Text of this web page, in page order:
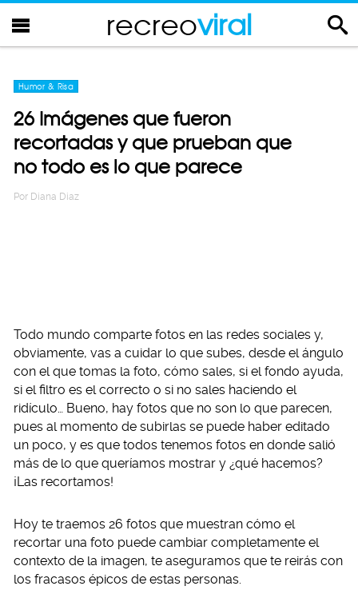
recreoviral
Humor & Risa
26 Imágenes que fueron
recortadas y que prueban que
no todo es lo que parece
Por Diana Diaz
Todo mundo comparte fotos en las redes sociales y,
obviamente, vas a cuidar lo que subes, desde el ángulo
con el que tomas la foto, cómo sales, si el fondo ayuda,
si el filtro es el correcto o si no sales haciendo el
ridículo… Bueno, hay fotos que no son lo que parecen,
pues al momento de subirlas se puede haber editado
un poco, y es que todos tenemos fotos en donde salió
más de lo que queríamos mostrar y ¿qué hacemos?
¡Las recortamos!
Hoy te traemos 26 fotos que muestran cómo el
recortar una foto puede cambiar completamente el
contexto de la imagen, te aseguramos que te reirás con
los fracasos épicos de estas personas.